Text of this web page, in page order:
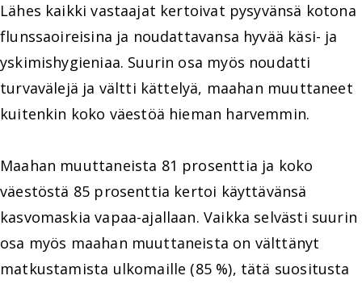
Lähes kaikki vastaajat kertoivat pysyvänsä kotona
flunssaoireisina ja noudattavansa hyvää käsi- ja
yskimishygieniaa. Suurin osa myös noudatti
turvavälejä ja vältti kättelyä, maahan muuttaneet
kuitenkin koko väestöä hieman harvemmin.
Maahan muuttaneista 81 prosenttia ja koko
väestöstä 85 prosenttia kertoi käyttävänsä
kasvomaskia vapaa-ajallaan. Vaikka selvästi suurin
osa myös maahan muuttaneista on välttänyt
matkustamista ulkomaille (85 %), tätä suositusta